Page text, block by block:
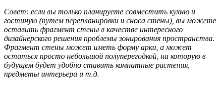
Совет: если вы только планируете совместить кухню и
гостиную (путем перепланировки и сноса стены), вы можете
оставить фрагмент стены в качестве интересного
дизайнерского решения проблемы зонирования пространства.
Фрагмент стены может иметь форму арки, а может
остаться просто небольшой полуперегодкой, на которую в
будущем будет удобно ставить комнатные растения,
предметы интерьера и т.д.